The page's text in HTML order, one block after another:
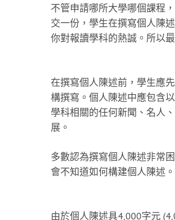
不管申請哪所大學哪個課程
交一份，學生在撰寫個人陳
你對報讀學科的熱誠。所以
在撰寫個人陳述前，學生應
構撰寫。個人陳述中應包含
學科相關的任何新聞、名人
展。
多數認為撰寫個人陳述非常
會不知道如何構建個人陳述。
由於個人陳述具4,000字元